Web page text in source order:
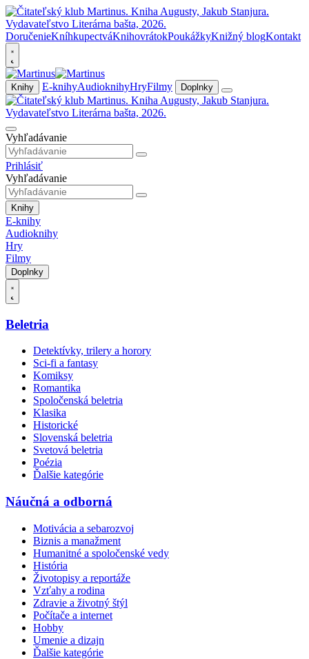
DoručenieKníhkupectváKnihovrátokPoukážkyKnižný blogKontakt
Knihy E-knihyAudioknihyHryFilmy Doplnky
Vyhľadávanie
Prihlásiť
Vyhľadávanie
Knihy
E-knihy
Audioknihy
Hry
Filmy
Doplnky
Beletria
Detektívky, trilery a horory
Sci-fi a fantasy
Komiksy
Romantika
Spoločenská beletria
Klasika
Historické
Slovenská beletria
Svetová beletria
Poézia
Ďalšie kategórie
Náučná a odborná
Motivácia a sebarozvoj
Biznis a manažment
Humanitné a spoločenské vedy
História
Životopisy a reportáže
Vzťahy a rodina
Zdravie a životný štýl
Počítače a internet
Hobby
Umenie a dizajn
Ďalšie kategórie